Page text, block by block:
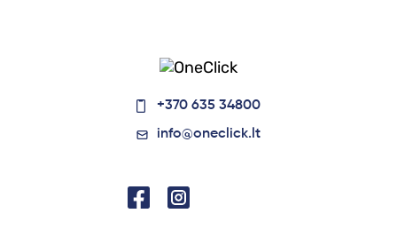
+370 635 34800
info@oneclick.lt